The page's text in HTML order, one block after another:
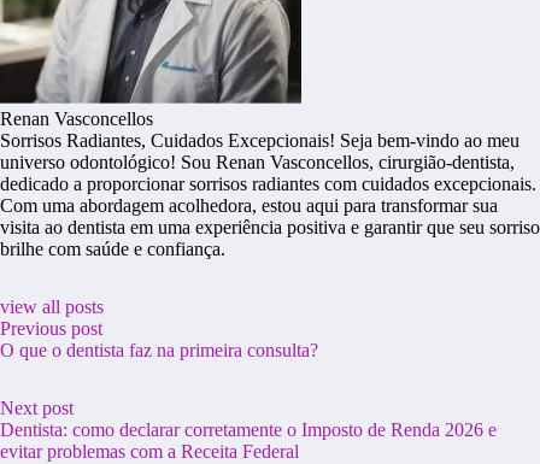
Renan Vasconcellos
Sorrisos Radiantes, Cuidados Excepcionais! Seja bem-vindo ao meu
universo odontológico! Sou Renan Vasconcellos, cirurgião-dentista,
dedicado a proporcionar sorrisos radiantes com cuidados excepcionais.
Com uma abordagem acolhedora, estou aqui para transformar sua
visita ao dentista em uma experiência positiva e garantir que seu sorriso
brilhe com saúde e confiança.
view all posts
Previous post
O que o dentista faz na primeira consulta?
Next post
Dentista: como declarar corretamente o Imposto de Renda 2026 e
evitar problemas com a Receita Federal